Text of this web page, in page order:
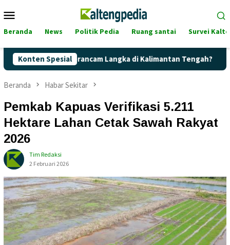
ke
Mobile
Beranda News Politik Pedia Ruang santai Survei
Konten Spesial
Terancam Langka di Kalimantan Tengah?
Beranda Habar Sekitar
Pemkab Kapuas Verifikasi 5.211
Hektare Lahan Cetak Sawah Rakyat
2026
Tim Redaksi
2 Februari 2026